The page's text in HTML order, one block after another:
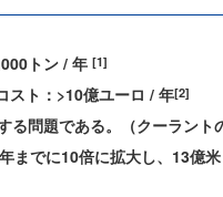
トン / 年 [1]
スト：>10億ユーロ / 年[2]
問題である。（クーラント
までに10倍に拡大し、13億